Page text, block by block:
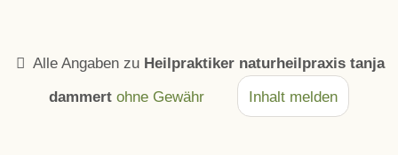
Alle Angaben zu Heilpraktiker naturheilpraxis tanja
dammert ohne Gewähr Inhalt melden